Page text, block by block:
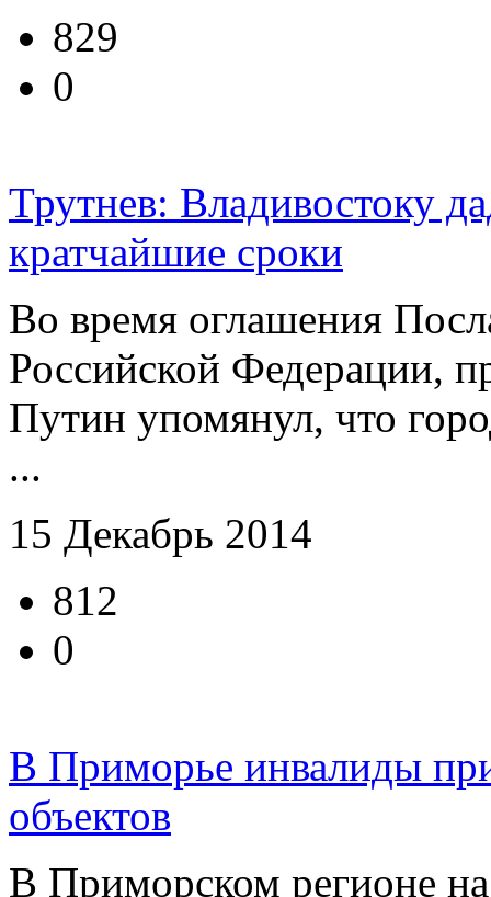
829
0
Трутнев: Владивостоку
кратчайшие сроки
Во время оглашения
Российской Федерации,
Путин упомянул, что
...
15 Декабрь 2014
812
0
В Приморье инвалиды
объектов
В Приморском регионе